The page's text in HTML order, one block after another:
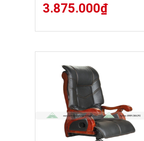
3.875.000₫